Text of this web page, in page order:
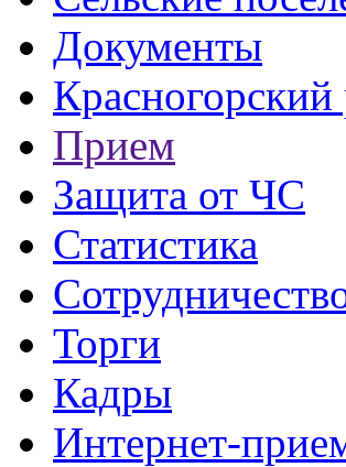
Документы
Прием
Защита от ЧС
Статистика
Торги
Кадры
Интернет-